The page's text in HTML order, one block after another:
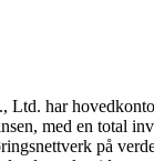
har
med en total
på